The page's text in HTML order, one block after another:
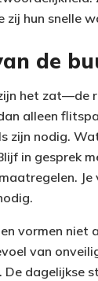
zij hun snelle
de
het zat—de
alleen
zijn nodig.
in gesprek
vormen niet
van
De dagelijkse